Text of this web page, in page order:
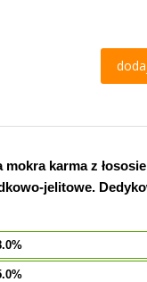
karma z
jelitowe.